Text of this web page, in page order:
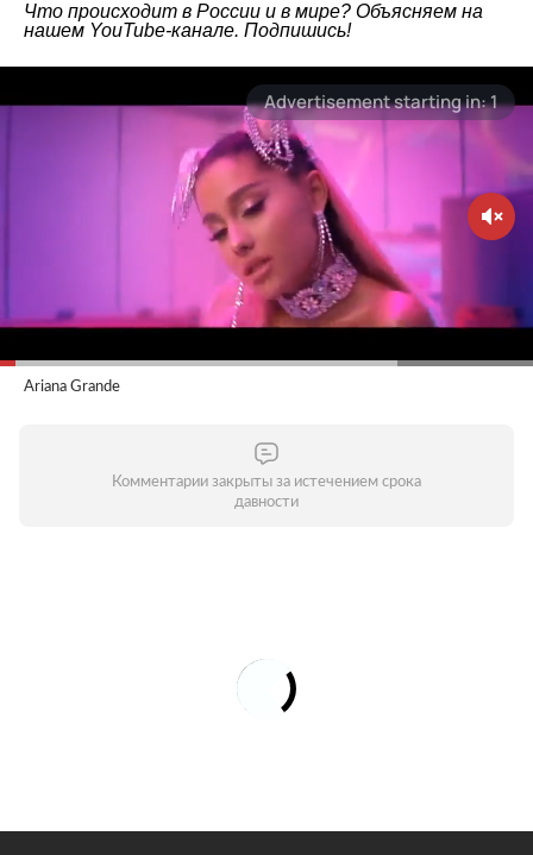
Что происходит в России и в мире? Объясняем на
нашем YouTube-канале. Подпишись!
Ariana Grande
Комментарии закрыты за истечением срока
давности